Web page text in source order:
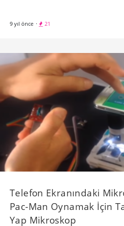
9 yıl önce · 21
Telefon Ekranındaki
Pac-Man Oynamak İçin
Yap Mikroskop